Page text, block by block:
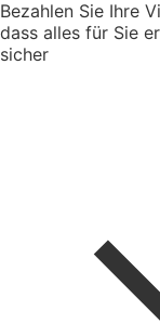
Bezahlen Sie Ihre
dass alles für Sie
sicher